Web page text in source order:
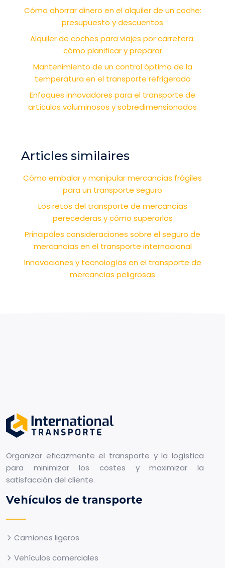
Cómo ahorrar dinero en el alquiler de un coche:
presupuesto y descuentos
Alquiler de coches para viajes por carretera:
cómo planificar y preparar
Mantenimiento de un control óptimo de la
temperatura en el transporte refrigerado
Enfoques innovadores para el transporte de
artículos voluminosos y sobredimensionados
Articles similaires
Cómo embalar y manipular mercancías frágiles
para un transporte seguro
Los retos del transporte de mercancías
perecederas y cómo superarlos
Principales consideraciones sobre el seguro de
mercancías en el transporte internacional
Innovaciones y tecnologías en el transporte de
mercancías peligrosas
Organizar eficazmente el transporte y la logística
para minimizar los costes y maximizar la
satisfacción del cliente.
Vehículos de transporte
Camiones ligeros
Vehículos comerciales